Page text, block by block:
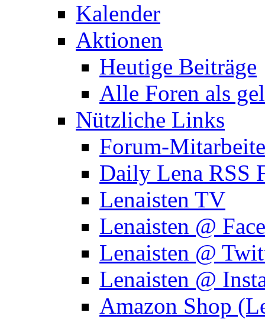
Kalender
Aktionen
Heutige Beiträge
Alle Foren als
Nützliche Links
Forum-
Daily Lena RSS
Lenaisten TV
Lenaisten @
Lenaisten @
Lenaisten @
Amazon Shop